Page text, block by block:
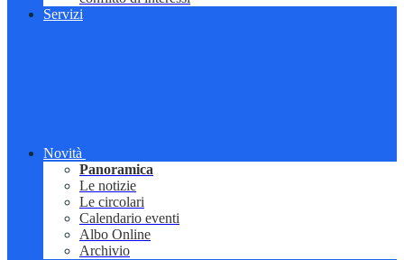
Servizi
Novità
Panoramica
Le notizie
Le circolari
Calendario eventi
Albo Online
Archivio